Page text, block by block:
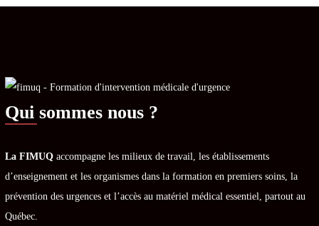
Qui sommes nous ?
La FIMUQ accompagne les milieux de travail, les établissements
d’enseignement et les organismes dans la formation en premiers soins, la
prévention des urgences et l’accès au matériel médical essentiel, partout au
Québec.